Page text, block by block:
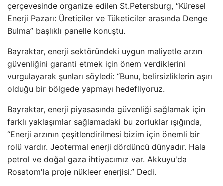
çerçevesinde organize edilen St.Petersburg, “Küresel
Enerji Pazarı: Üreticiler ve Tüketiciler arasında Denge
Bulma” başlıklı panelle konuştu.
Bayraktar, enerji sektöründeki uygun maliyetle arzın
güvenliğini garanti etmek için önem verdiklerini
vurgulayarak şunları söyledi: “Bunu, belirsizliklerin aşırı
olduğu bir bölgede yapmayı hedefliyoruz.
Bayraktar, enerji piyasasında güvenliği sağlamak için
farklı yaklaşımlar sağlamadaki bu zorluklar ışığında,
“Enerji arzının çeşitlendirilmesi bizim için önemli bir
rolü vardır. Jeotermal enerji dördüncü dünyadır. Hala
petrol ve doğal gaza ihtiyacımız var. Akkuyu'da
Rosatom'la proje nükleer enerjisi.” Dedi.